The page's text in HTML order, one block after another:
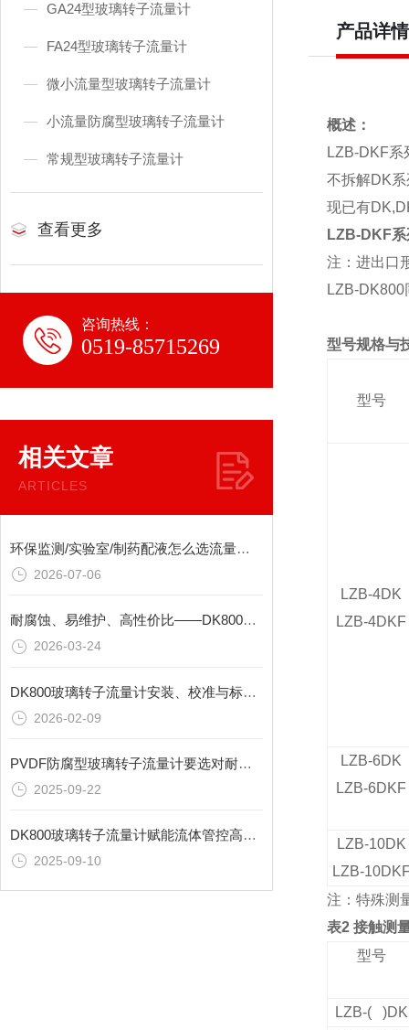
GA24型玻璃转子流量计
FA24型玻璃转子流量计
微小流量型玻璃转子流量计
小流量防腐型玻璃转子流量计
常规型玻璃转子流量计
查看更多
咨询热线：
0519-85715269
相关文章
ARTICLES
环保监测/实验室/制药配液怎么选流量计？玻璃转子流量计，耐腐耐温全搞定
2026-07-06
耐腐蚀、易维护、高性价比——DK800玻璃转子流量计的实用特性解析
2026-03-24
DK800玻璃转子流量计安装、校准与标定：从管道对接到精度验证的规范流程
2026-02-09
PVDF防腐型玻璃转子流量计要选对耐腐蚀材质？双诚热工特殊材质定制更可靠
2025-09-22
DK800玻璃转子流量计赋能流体管控高效升级
2025-09-10
产品详情
概述：
LZB-DKF系
不拆解DK
现已有
LZB-DKF
注： 进出口
LZB-DK800
型号规格与
型号
LZB-4DK
LZB-4DKF
LZB-6DK
LZB-6DKF
LZB-10DK
LZB-
注：特殊测
表2 接触测
型号
LZB-( )DK